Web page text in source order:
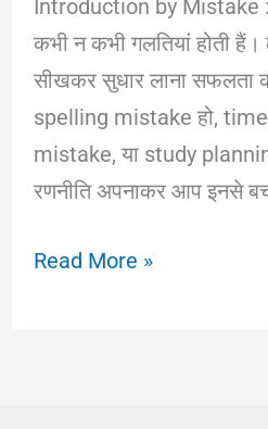
Introduction by Mistake :
कभी न कभी गलतियां होती
सीखकर सुधार लाना सफलता
spelling mistake हो,
mistake, या study
रणनीति अपनाकर आप इनसे
पढ़ाई
Read More »